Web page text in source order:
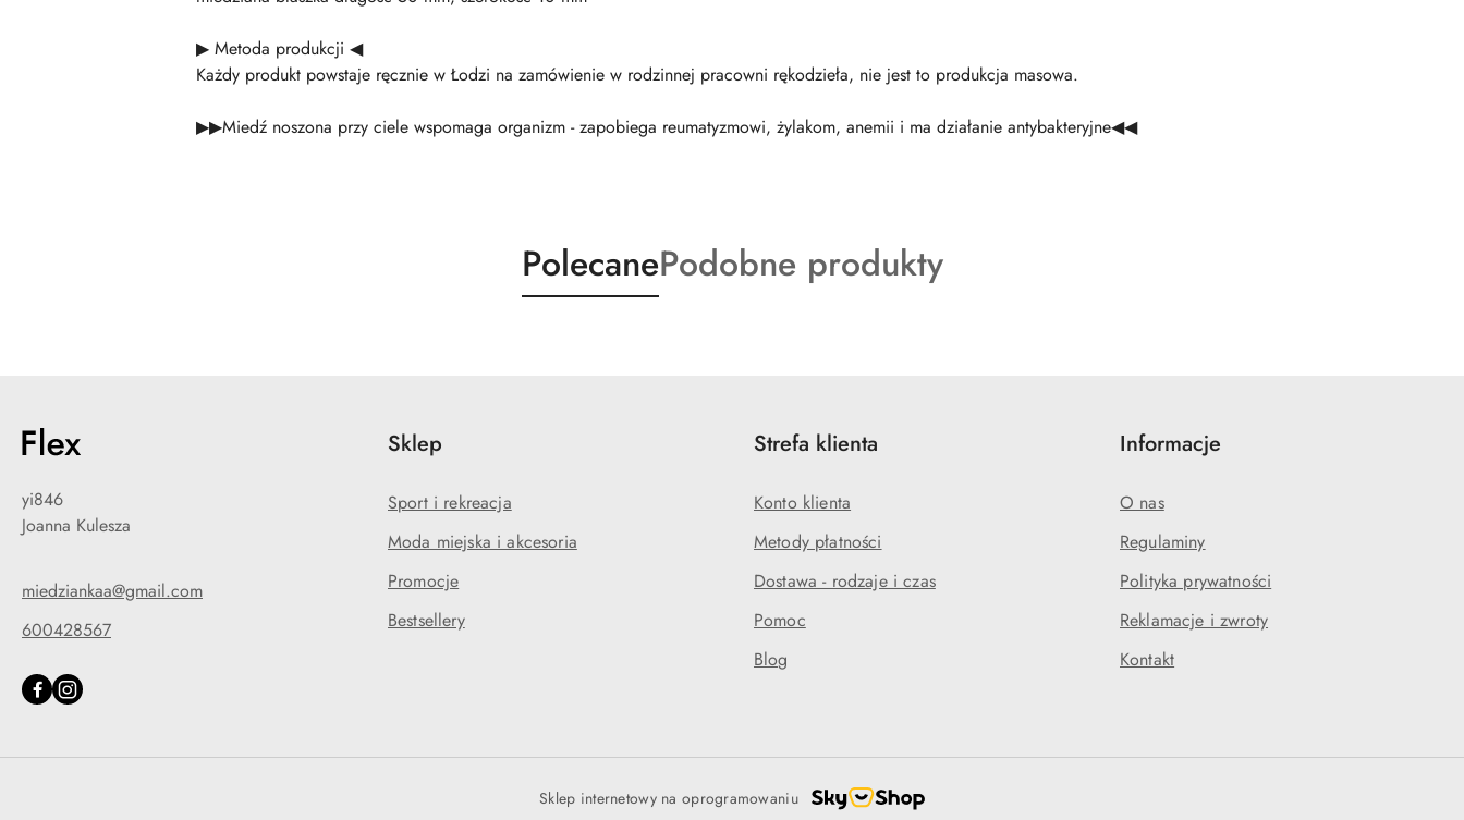
▶ Metoda produkcji ◀
Każdy produkt powstaje ręcznie w Łodzi na zamówienie w rodzinnej pracowni rękodzieła, nie jest to produkcja masowa.
▶▶Miedź noszona przy ciele wspomaga organizm - zapobiega reumatyzmowi, żylakom, anemii i ma działanie antybakteryjne◀◀
Produkty
o
PolecaneProdukty
o
Podobne produkty
yi846
Joanna Kulesza
miedziankaa@gmail.com
600428567
Sklep
Sport i rekreacja
Moda miejska i akcesoria
Promocje
Bestsellery
Strefa klienta
Konto klienta
Metody płatności
Dostawa - rodzaje i czas
Pomoc
Blog
Informacje
O nas
Regulaminy
Polityka prywatności
Reklamacje i zwroty
Kontakt
Sklep internetowy na oprogramowaniu